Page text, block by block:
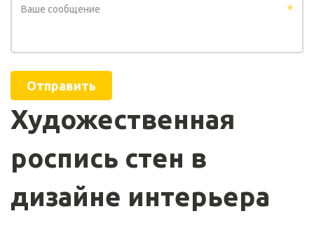
*
Отправить
Художественная
роспись стен в
дизайне интерьера